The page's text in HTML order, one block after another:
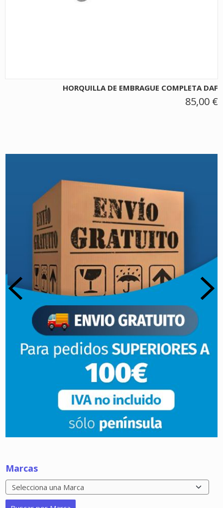
Marcas
HORQUILLA DE EMBRAGUE COMPLETA DAF
85,00 €